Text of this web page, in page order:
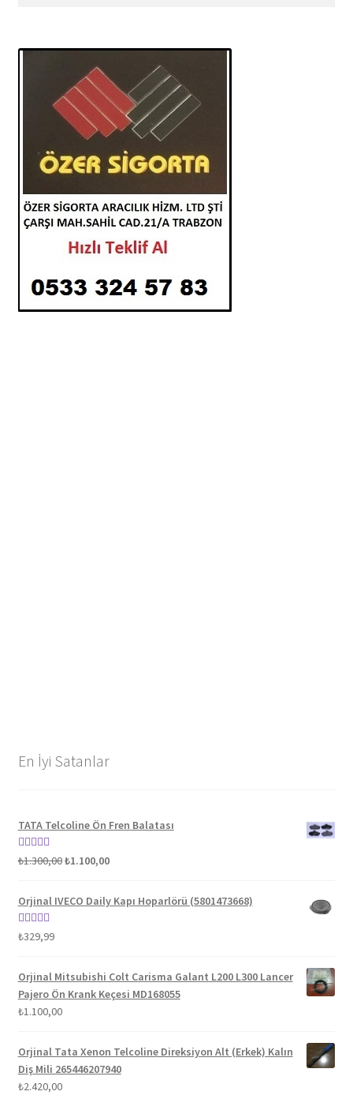
En İyi Satanlar
TATA Telcoline Ön Fren Balatası
5 üzerinden
₺1.300,00Orijinal
₺1.300,00.
₺1.100,00Şu
fiyat:
₺1.100,00.
Orjinal IVECO Daily Kapı Hoparlörü (5801473668)
5 üzerinden
₺329,99
Orjinal Mitsubishi Colt Carisma Galant L200 L300 Lancer
Pajero Ön Krank Keçesi MD168055
₺1.100,00
Orjinal Tata Xenon Telcoline Direksiyon Alt (Erkek) Kalın
Diş Mili 265446207940
₺2.420,00